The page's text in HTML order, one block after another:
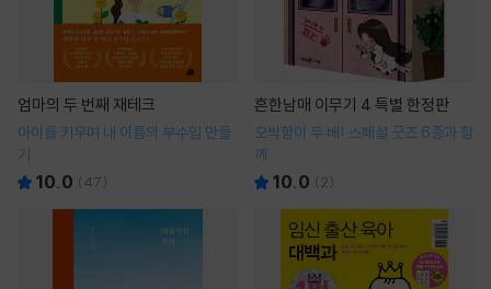
엄마의 두 번째 재테크
아이를 키우며 내 이름의 부수입 만들
기
10.0 (47)
흔한남매 이무기 4 특별 한정판
오싹함이 두 배! 스페셜 굿즈 6종과 함
께
10.0 ( 2)